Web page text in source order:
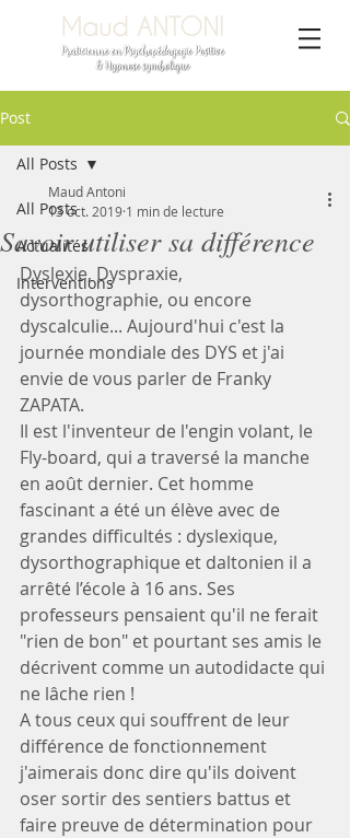
Post
All Posts
Actualités
Interventions
All Posts
Savoir utiliser sa différence
Maud Antoni
13 oct. 2019 1 min de lecture
Dyslexie, Dyspraxie,
dysorthographie, ou encore
dyscalculie... Aujourd'hui c'est la
journée mondiale des DYS et j'ai
envie de vous parler de Franky
ZAPATA.
Il est l'inventeur de l'engin volant, le
Fly-board, qui a traversé la manche
en août dernier. Cet homme
fascinant a été un élève avec de
grandes difficultés : dyslexique,
dysorthographique et daltonien il a
arrêté l’école à 16 ans. Ses
professeurs pensaient qu'il ne ferait
"rien de bon" et pourtant ses amis le
décrivent comme un autodidacte qui
ne lâche rien !
A tous ceux qui souffrent de leur
différence de fonctionnement
j'aimerais donc dire qu'ils doivent
oser sortir des sentiers battus et
faire preuve de détermination pour